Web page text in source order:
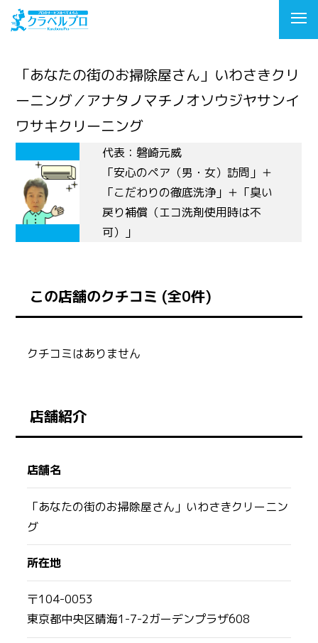
「あなたの街のお掃除屋さん」いわさきクリ
ーニング／アナタノマチノオソウジヤサンイ
ワサキクリーニング
代表：磐崎元威
「安心のペア（男・女）訪問」＋
「こだわりの徹底洗浄」＋「臭い
戻り補償（エコ洗剤使用時は不
可）」
この店舗のクチコミ (全0件)
クチコミはありません
店舗紹介
店舗名
「あなたの街のお掃除屋さん」いわさきクリーニン
グ
所在地
〒104-0053
東京都中央区晴海1-7-2ガーデンプラザ608